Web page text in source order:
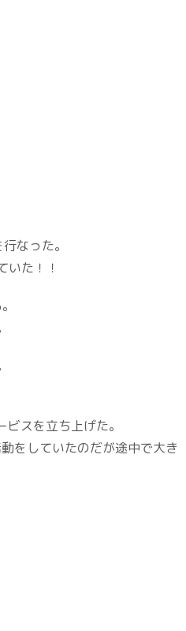
なった。
た！！
スを立ち上げた。
をしていたのだが途中で大き